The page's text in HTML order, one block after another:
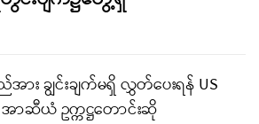
ား ချွင်းချက်မရှိ လွှတ်ပေးရန် US
အာဆီယံ ဥက္ကဋ္ဌတောင်းဆို